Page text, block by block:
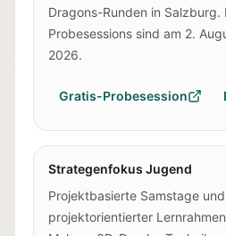
Dragons-Runden in Salzburg.
Probesessions sind am 2.
2026.
Gratis-Probesession
Strategenfokus Jugend
Projektbasierte Samstage
projektorientierter